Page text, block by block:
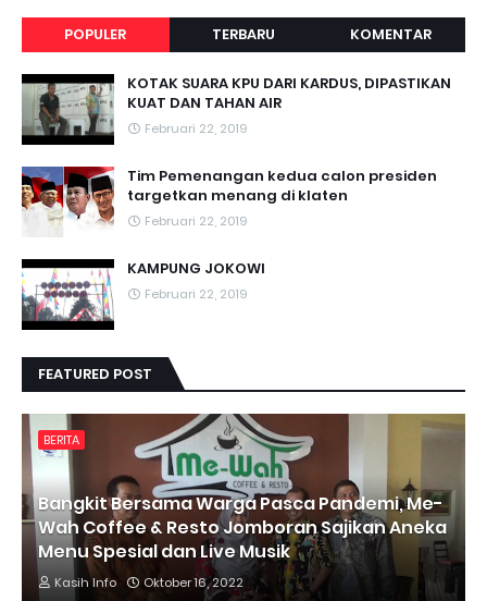
POPULER TERBARU KOMENTAR
KOTAK SUARA KPU DARI KARDUS, DIPASTIKAN
KUAT DAN TAHAN AIR
Februari 22, 2019
Tim Pemenangan kedua calon presiden
targetkan menang di klaten
Februari 22, 2019
KAMPUNG JOKOWI
Februari 22, 2019
FEATURED POST
BERITA
Bangkit Bersama Warga Pasca Pandemi, Me-
Wah Coffee & Resto Jomboran Sajikan Aneka
Menu Spesial dan Live Musik
Kasih Info Oktober 16, 2022